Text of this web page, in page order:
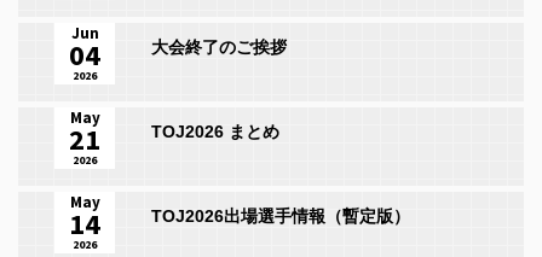
大会終了のご挨拶
Jun
04
2026
TOJ2026 まとめ
May
21
2026
TOJ2026出場選手情報（暫定版）
May
14
2026